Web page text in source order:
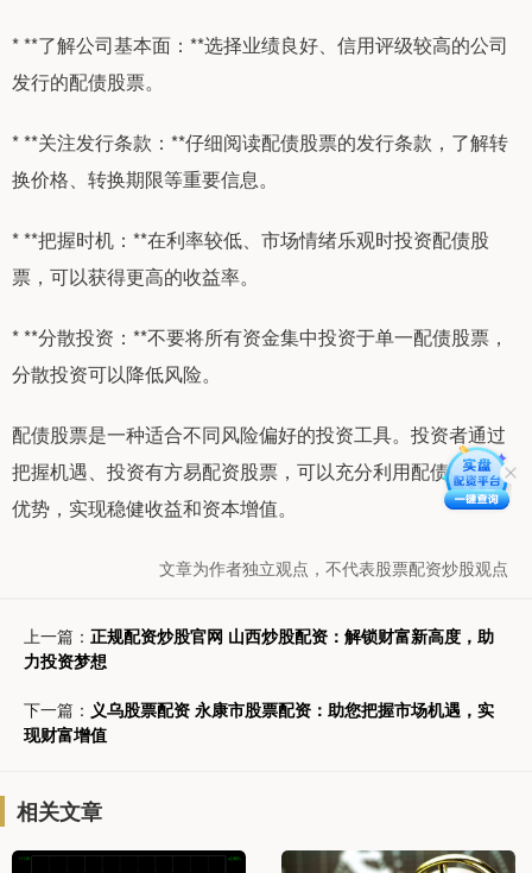
* **了解公司基本面：**选择业绩良好、信用评级较高的公司
发行的配债股票。
* **关注发行条款：**仔细阅读配债股票的发行条款，了解转
换价格、转换期限等重要信息。
* **把握时机：**在利率较低、市场情绪乐观时投资配债股
票，可以获得更高的收益率。
* **分散投资：**不要将所有资金集中投资于单一配债股票，
分散投资可以降低风险。
配债股票是一种适合不同风险偏好的投资工具。投资者通过
把握机遇、投资有方易配资股票，可以充分利用配债股票的
优势，实现稳健收益和资本增值。
文章为作者独立观点，不代表股票配资炒股观点
上一篇： 正规配资炒股官网 山西炒股配资：解锁财富新高度，助
力投资梦想
下一篇： 义乌股票配资 永康市股票配资：助您把握市场机遇，实
现财富增值
相关文章